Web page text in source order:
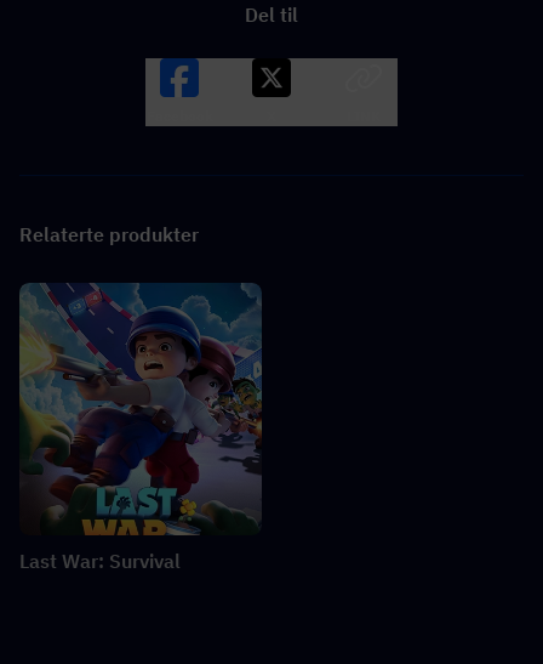
Del til
Relaterte produkter
Last War: Survival